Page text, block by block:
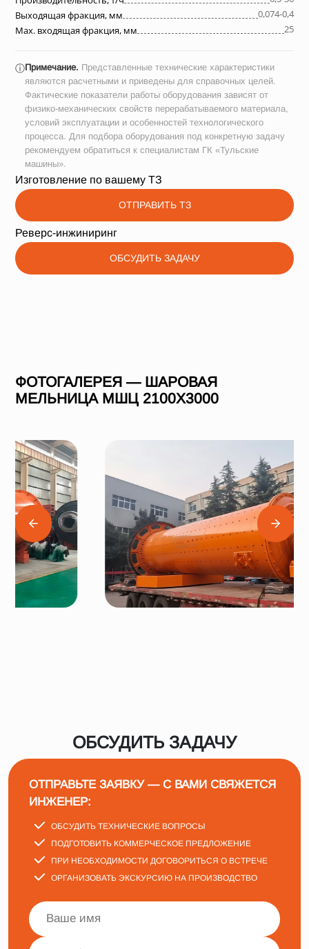
Выходящая фракция, мм
0,074-0,4
Max. входящая фракция, мм
25
ⓘПримечание. Представленные технические характеристики
являются расчетными и приведены для справочных целей.
Фактические показатели работы оборудования зависят от
физико-механических свойств перерабатываемого материала,
условий эксплуатации и особенностей технологического
процесса. Для подбора оборудования под конкретную задачу
рекомендуем обратиться к специалистам ГК «Тульские
машины».
Изготовление по вашему ТЗ
ОТПРАВИТЬ ТЗ
Реверс-инжиниринг
ОБСУДИТЬ ЗАДАЧУ
ФОТОГАЛЕРЕЯ — ШАРОВАЯ
МЕЛЬНИЦА МШЦ 2100Х3000
ОБСУДИТЬ ЗАДАЧУ
ОТПРАВЬТЕ ЗАЯВКУ — С ВАМИ СВЯЖЕТСЯ
ИНЖЕНЕР:
ОБСУДИТЬ ТЕХНИЧЕСКИЕ ВОПРОСЫ
ПОДГОТОВИТЬ КОММЕРЧЕСКОЕ ПРЕДЛОЖЕНИЕ
ПРИ НЕОБХОДИМОСТИ ДОГОВОРИТЬСЯ О ВСТРЕЧЕ
ОРГАНИЗОВАТЬ ЭКСКУРСИЮ НА ПРОИЗВОДСТВО